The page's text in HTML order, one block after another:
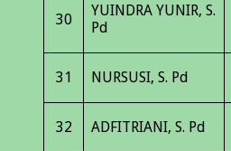
30
YUINDRA YUNIR, S.
Pd
31 NURSUSI, S. Pd
32 ADFITRIANI, S. Pd